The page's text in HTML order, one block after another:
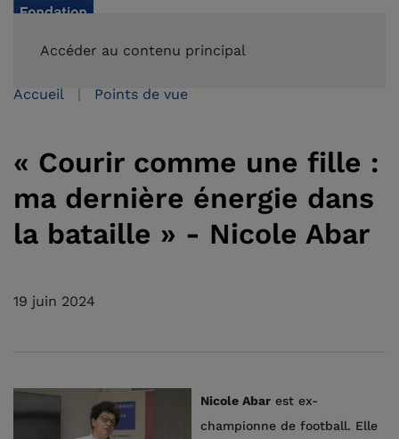
Accéder au contenu principal
Accueil Points de vue
« Courir comme une fille :
ma dernière énergie dans
la bataille » - Nicole Abar
19 juin 2024
Nicole Abar est ex-
championne de football. Elle